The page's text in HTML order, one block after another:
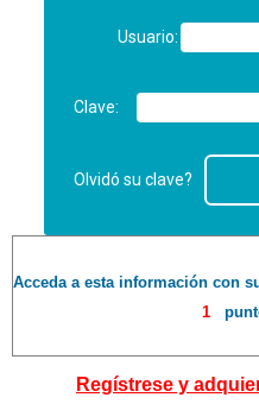
Usuario:
Clave:
Olvidó su clave?
Acceda a esta información con
1
Regístrese y